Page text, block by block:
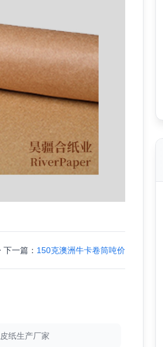
下一篇： 150克澳洲牛卡卷筒吨价
纸生产厂家